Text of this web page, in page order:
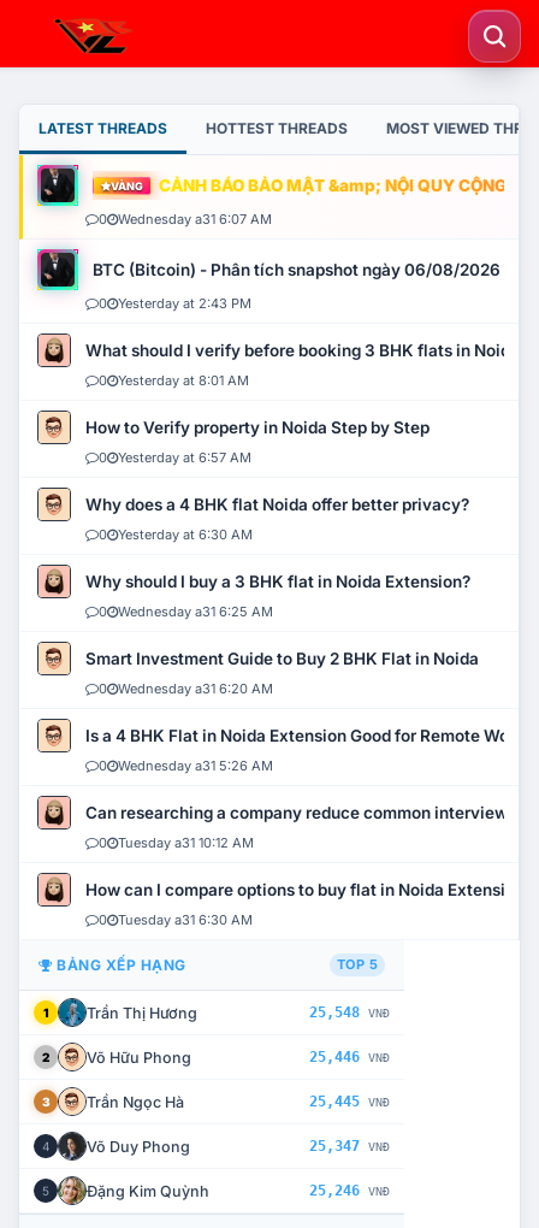
LATEST THREADS HOTTEST THREADS MOST VIEWED
VÀNG CẢNH BÁO BẢO MẬT &amp; NỘI QUY CỘNG
0 Wednesday a31 6:07 AM
BTC (Bitcoin) - Phân tích snapshot ngày 06/08/2026
0 Yesterday at 2:43 PM
What should I verify before booking 3 BHK flats in Noida?
0 Yesterday at 8:01 AM
How to Verify property in Noida Step by Step
0 Yesterday at 6:57 AM
Why does a 4 BHK flat Noida offer better privacy?
0 Yesterday at 6:30 AM
Why should I buy a 3 BHK flat in Noida Extension?
0 Wednesday a31 6:25 AM
Smart Investment Guide to Buy 2 BHK Flat in Noida
0 Wednesday a31 6:20 AM
Is a 4 BHK Flat in Noida Extension Good for Remote Work?
0 Wednesday a31 5:26 AM
Can researching a company reduce common interview
0 Tuesday a31 10:12 AM
How can I compare options to buy flat in Noida Extension?
0 Tuesday a31 6:30 AM
BẢNG XẾP HẠNG TOP 5
1 Trần Thị Hương 25,548 VNĐ
2 Võ Hữu Phong 25,446 VNĐ
3 Trần Ngọc Hà 25,445 VNĐ
4 Võ Duy Phong 25,347 VNĐ
5 Đặng Kim Quỳnh 25,246 VNĐ